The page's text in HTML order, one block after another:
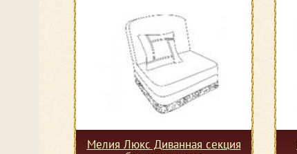
Мелия Люкс Диванная секция